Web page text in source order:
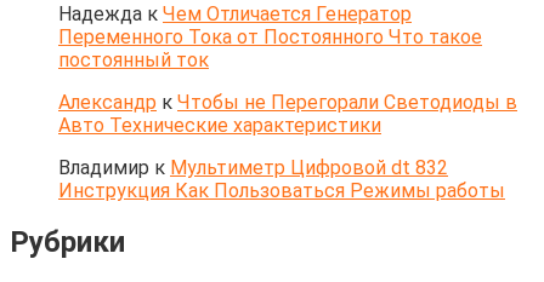
Надежда к Чем Отличается Генератор
Переменного Тока от Постоянного Что такое
постоянный ток
Александр к Чтобы не Перегорали Светодиоды в
Авто Технические характеристики
Владимир к Мультиметр Цифровой dt 832
Инструкция Как Пользоваться Режимы работы
Рубрики